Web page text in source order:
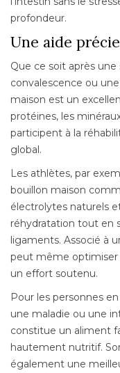
profondeur.
Une aide
Que ce soit après
convalescence ou
maison est un
protéines, les
participent à la
global.
Les athlètes, par
bouillon maison
électrolytes naturels
réhydratation tout en
ligaments. Associé à
peut même optimiser
un effort soutenu.
Pour les personnes
une maladie ou une
constitue un aliment
hautement nutritif.
également une